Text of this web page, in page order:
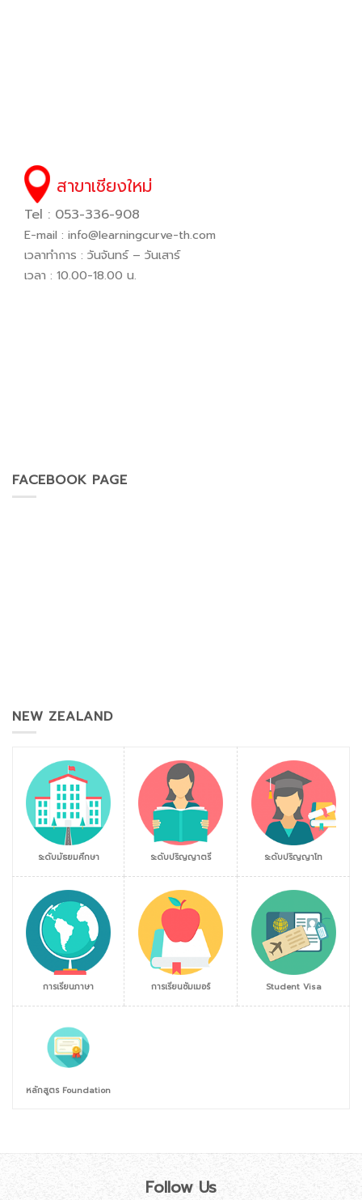
สาขาเชียงใหม่
Tel : 053-336-908
E-mail : info@learningcurve-th.com
เวลาทำการ : วันจันทร์ – วันเสาร์
เวลา : 10.00-18.00 น.
FACEBOOK PAGE
NEW ZEALAND
ระดับมัธยมศึกษา ระดับปริญญาตรี ระดับปริญญาโท
การเรียนภาษา การเรียนซัมเมอร์ Student Visa
หลักสูตร Foundation
Follow Us